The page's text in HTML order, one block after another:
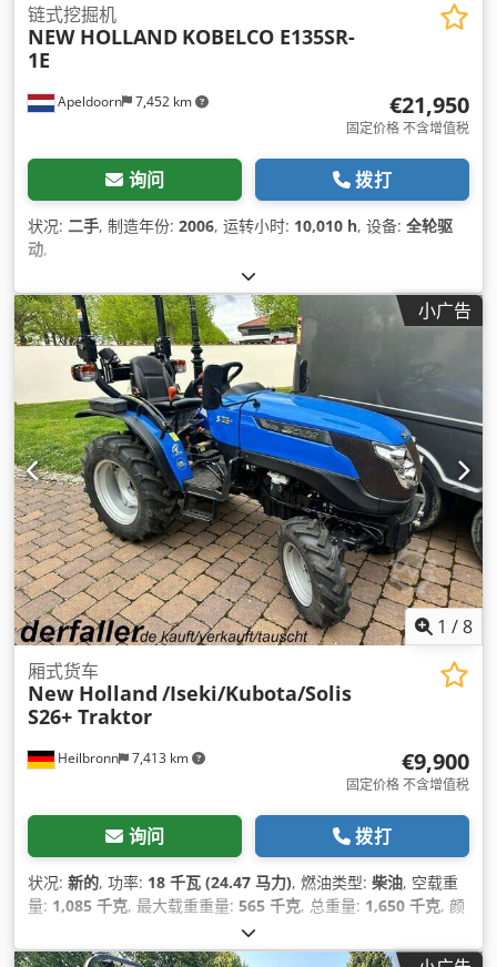
Apeldoorn 7,452 km
链式挖掘机
NEW HOLLAND KOBELCO E135SR-
1E
€21,950
固定价格 不含增值税
询问 拨打
状况: 二手, 制造年份: 2006, 运转小时: 10,010 h, 设备: 全轮驱
动,
小广告
1 /8
Heilbronn 7,413 km
厢式货车
New Holland /Iseki/Kubota/Solis
S26+ Traktor
€9,900
固定价格 不含增值税
询问 拨打
状况: 新的, 功率: 18 千瓦 (24.47 马力), 燃油类型: 柴油, 空载重
量: 1,085 千克, 最大载重重量: 565 千克, 总重量: 1,650 千克, 颜
, 悬挂系统:
2,760 毫米, 设备:全轮驱动,